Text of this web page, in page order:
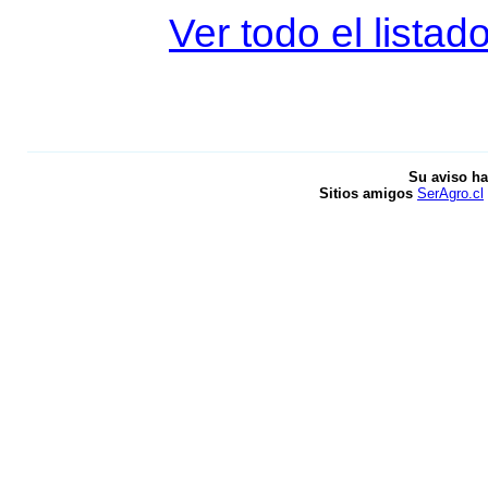
Ver todo el
Su aviso
Sitios amigos SerAgro.cl